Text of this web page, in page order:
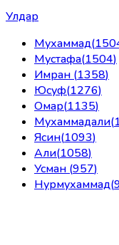
Улдар
Мухаммад(
Мустафа(1504)
Имран (1358)
Юсуф(1276)
Омар(1135)
Мухаммадали(
Ясин(1093)
Али(1058)
Усман (957)
Нурмухаммад(